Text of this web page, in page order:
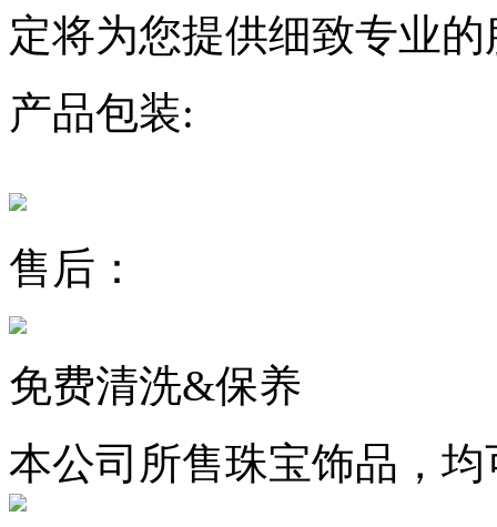
定将为您提供细致专业
产品包装:
售后：
免费清洗&保养
本公司所售珠宝饰品，